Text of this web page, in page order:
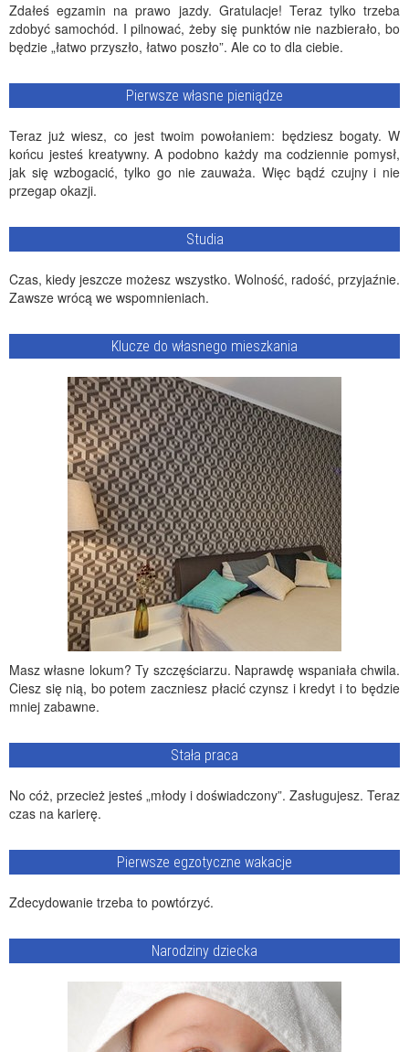
Zdałeś egzamin na prawo jazdy. Gratulacje! Teraz tylko trzeba
zdobyć samochód. I pilnować, żeby się punktów nie nazbierało, bo
będzie „łatwo przyszło, łatwo poszło”. Ale co to dla ciebie.
Pierwsze własne pieniądze
Teraz już wiesz, co jest twoim powołaniem: będziesz bogaty. W
końcu jesteś kreatywny. A podobno każdy ma codziennie pomysł,
jak się wzbogacić, tylko go nie zauważa. Więc bądź czujny i nie
przegap okazji.
Studia
Czas, kiedy jeszcze możesz wszystko. Wolność, radość, przyjaźnie.
Zawsze wrócą we wspomnieniach.
Klucze do własnego mieszkania
Masz własne lokum? Ty szczęściarzu. Naprawdę wspaniała chwila.
Ciesz się nią, bo potem zaczniesz płacić czynsz i kredyt i to będzie
mniej zabawne.
Stała praca
No cóż, przecież jesteś „młody i doświadczony”. Zasługujesz. Teraz
czas na karierę.
Pierwsze egzotyczne wakacje
Zdecydowanie trzeba to powtórzyć.
Narodziny dziecka